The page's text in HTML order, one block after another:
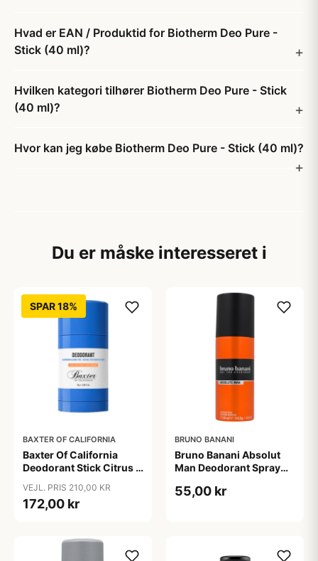
Hvad er EAN / Produktid for Biotherm Deo Pure -
Stick (40 ml)?
Hvilken kategori tilhører Biotherm Deo Pure - Stick
(40 ml)?
Hvor kan jeg købe Biotherm Deo Pure - Stick (40 ml)?
Du er måske interesseret i
SPAR 18%
BAXTER OF CALIFORNIA
Baxter Of California
Deodorant Stick Citrus &
VEJL. PRIS 210,00 KR
172,00 kr
BRUNO BANANI
Bruno Banani Absolut
Man Deodorant Spray
55,00 kr